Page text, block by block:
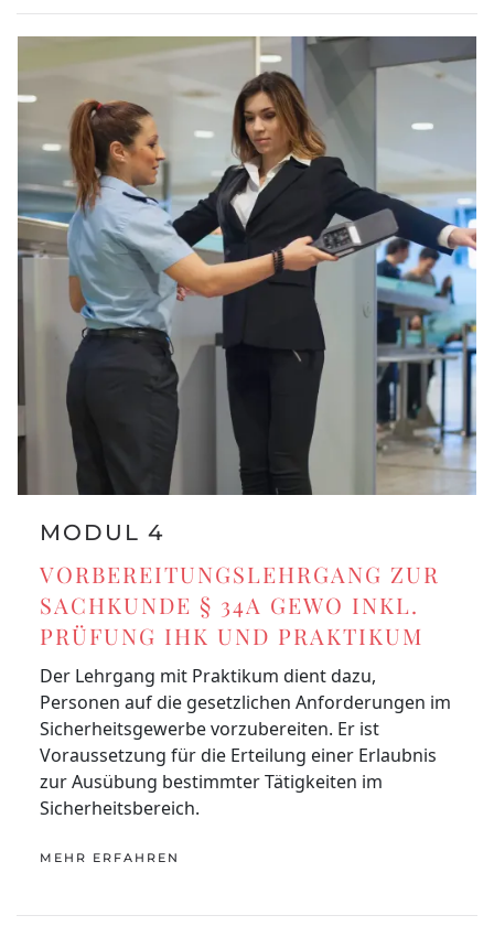
MODUL 4
VORBEREITUNGSLEHRGANG ZUR
SACHKUNDE § 34A GEWO INKL.
PRÜFUNG IHK UND PRAKTIKUM
Der Lehrgang mit Praktikum dient dazu,
Personen auf die gesetzlichen Anforderungen im
Sicherheitsgewerbe vorzubereiten. Er ist
Voraussetzung für die Erteilung einer Erlaubnis
zur Ausübung bestimmter Tätigkeiten im
Sicherheitsbereich.
MEHR ERFAHREN